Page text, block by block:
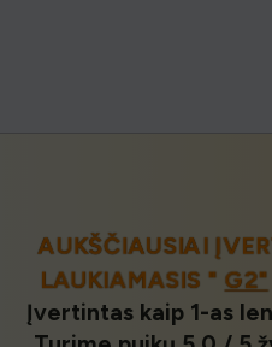
AUKŠČIAUSIAI
LAUKIAMASIS "G2"
Įvertintas kaip 1-as